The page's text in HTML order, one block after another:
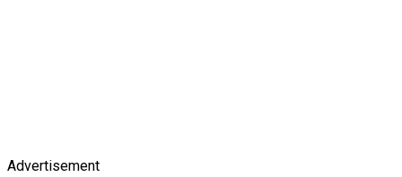
Advertisement